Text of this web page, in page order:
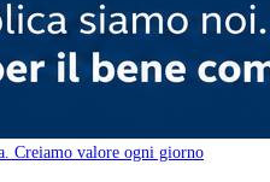
Creiamo valore ogni giorno